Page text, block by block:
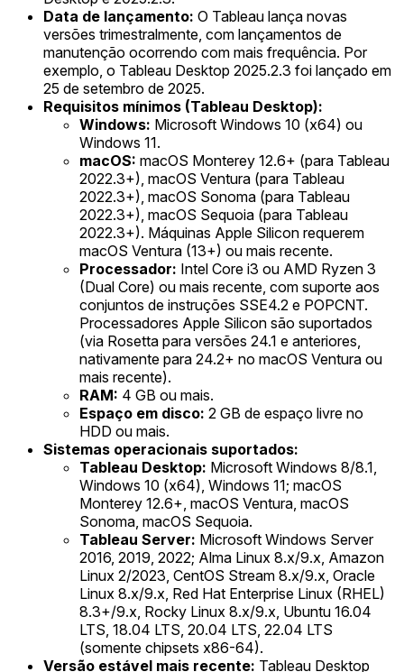
Data de lançamento: O Tableau lança novas
versões trimestralmente, com lançamentos de
manutenção ocorrendo com mais frequência. Por
exemplo, o Tableau Desktop 2025.2.3 foi lançado em
25 de setembro de 2025.
Requisitos mínimos (Tableau Desktop):
Windows: Microsoft Windows 10 (x64) ou
Windows 11.
macOS: macOS Monterey 12.6+ (para Tableau
2022.3+), macOS Ventura (para Tableau
2022.3+), macOS Sonoma (para Tableau
2022.3+), macOS Sequoia (para Tableau
2022.3+). Máquinas Apple Silicon requerem
macOS Ventura (13+) ou mais recente.
Processador: Intel Core i3 ou AMD Ryzen 3
(Dual Core) ou mais recente, com suporte aos
conjuntos de instruções SSE4.2 e POPCNT.
Processadores Apple Silicon são suportados
(via Rosetta para versões 24.1 e anteriores,
nativamente para 24.2+ no macOS Ventura ou
mais recente).
RAM: 4 GB ou mais.
Espaço em disco: 2 GB de espaço livre no
HDD ou mais.
Sistemas operacionais suportados:
Tableau Desktop: Microsoft Windows 8/8.1,
Windows 10 (x64), Windows 11; macOS
Monterey 12.6+, macOS Ventura, macOS
Sonoma, macOS Sequoia.
Tableau Server: Microsoft Windows Server
2016, 2019, 2022; Alma Linux 8.x/9.x, Amazon
Linux 2/2023, CentOS Stream 8.x/9.x, Oracle
Linux 8.x/9.x, Red Hat Enterprise Linux (RHEL)
8.3+/9.x, Rocky Linux 8.x/9.x, Ubuntu 16.04
LTS, 18.04 LTS, 20.04 LTS, 22.04 LTS
(somente chipsets x86-64).
Versão estável mais recente: Tableau Desktop